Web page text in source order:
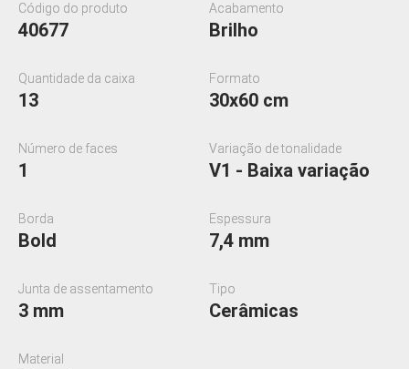
Código do produto
40677
Acabamento
Brilho
Quantidade da caixa
13
Formato
30x60 cm
Número de faces
1
Variação de tonalidade
V1 - Baixa variação
Borda
Bold
Espessura
7,4 mm
Junta de assentamento
3 mm
Tipo
Cerâmicas
Material